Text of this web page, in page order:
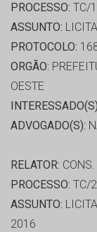
PROCESSO: TC/
ASSUNTO:
PROTOCOLO:
ORGÃO:
OESTE
ADVOGADO(S):
RELATOR:
PROCESSO: TC/
ASSUNTO:
2016